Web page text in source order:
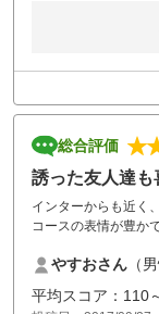
総合評価
誘った友人達も
インターからも近く
コースの表情が豊か
やすおさん （
平均スコア：110